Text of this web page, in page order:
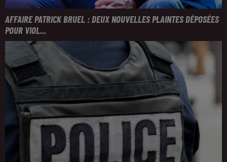
AFFAIRE PATRICK BRUEL : DEUX NOUVELLES PLAINTES DÉPOSÉES
POUR VIOL...